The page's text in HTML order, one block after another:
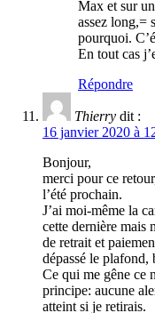
Max et sur
assez long,=
pourquoi.
En tout cas
Répondre
Thierry dit :
16 janvier 2020 à
Bonjour,
merci pour ce
l’été prochain.
J’ai moi-même la
cette dernière mais
de retrait et
dépassé le plafond,
Ce qui me gêne ce
principe: aucune
atteint si je retirais.